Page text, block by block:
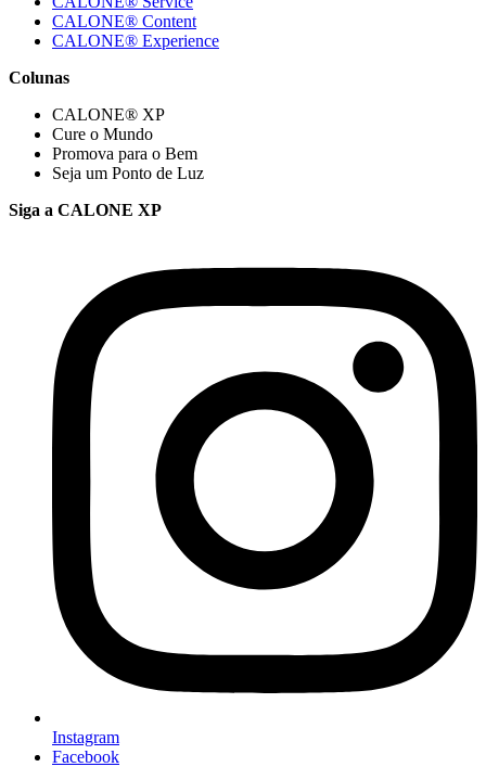
CALONE® Content
CALONE® Experience
Colunas
CALONE® XP
Cure o Mundo
Promova para o Bem
Seja um Ponto de Luz
Siga a CALONE XP
Instagram
Facebook